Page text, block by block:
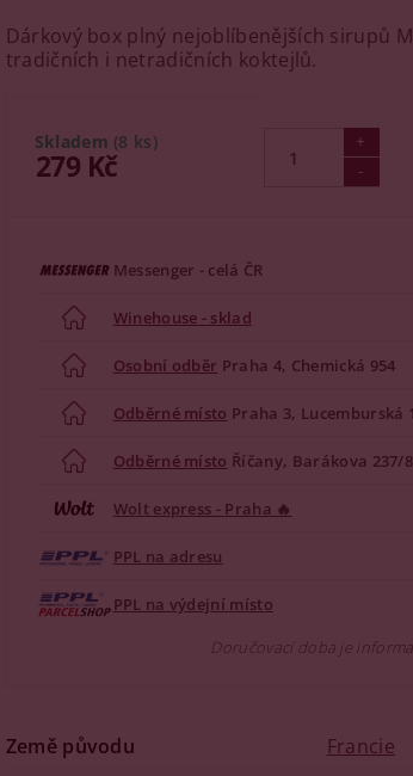
Dárkový box plný nejoblíbenějších sirupů
tradičních i netradičních koktejlů.
Skladem (8 ks)
279 Kč
Messenger - celá ČR
Winehouse - sklad
Osobní odběr Praha 4, Chemická 954
Odběrné místo Praha 3, Lucemburská
Odběrné místo Říčany, Barákova 237/8
Wolt express - Praha 🔥
PPL na adresu
PPL na výdejní místo
Doručovací doba je
Země původu
Francie